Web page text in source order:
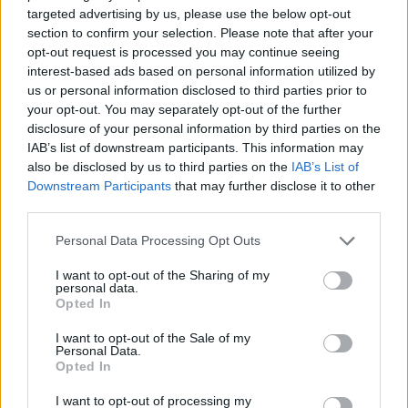
targeted advertising by us, please use the below opt-out
section to confirm your selection. Please note that after your
opt-out request is processed you may continue seeing
interest-based ads based on personal information utilized by
us or personal information disclosed to third parties prior to
your opt-out. You may separately opt-out of the further
disclosure of your personal information by third parties on the
IAB’s list of downstream participants. This information may
also be disclosed by us to third parties on the IAB’s List of
Downstream Participants that may further disclose it to other
Please note that this website/app uses one or more Google
not limited to your visit or usage behaviour. You may click to
grant or deny consent to Google and its third-party tags to
use your data for below specified purposes in below Google
consent section.
Personal Data Processing Opt Outs
I want to opt-out of the Sharing of my
personal data.
Opted In
I want to opt-out of the Sale of my
Personal Data.
Opted In
I want to opt-out of processing my
0:28 /
3:55
1/4
POWEREDAdhubMedia
Diego Morales
Diego Morales escribe igual de bien sobre la táctica de un derbi
con contexto y crónica de viaje con itinerario real.